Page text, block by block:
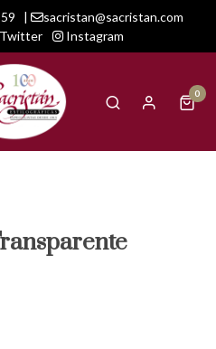
|
sacristan@sacristan.com
Twitter Instagram
0